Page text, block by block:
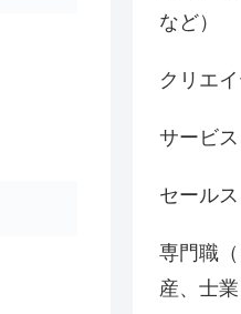
など）
クリエ
サービ
セール
専門職
産、士業